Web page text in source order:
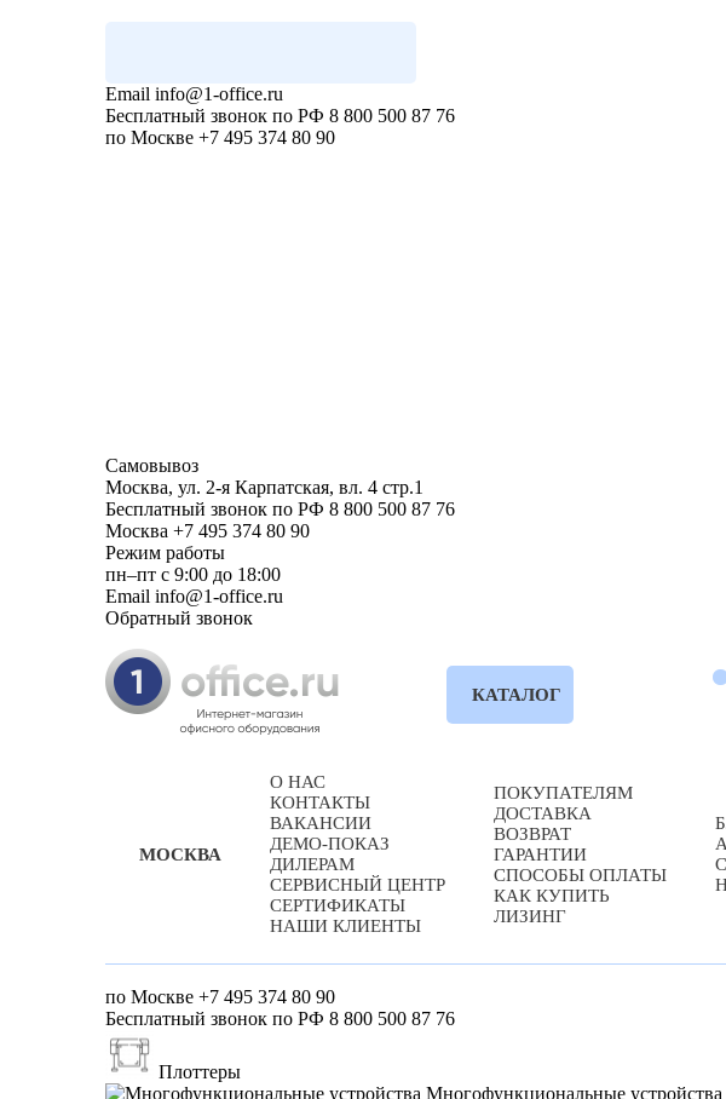
Email info@1-office.ru
Бесплатный звонок по РФ 8 800 500 87 76
по Москве +7 495 374 80 90
Самовывоз
Москва, ул. 2-я Карпатская, вл. 4 стр.1
Бесплатный звонок по РФ 8 800 500 87 76
Москва +7 495 374 80 90
Режим работы
пн–пт с 9:00 до 18:00
Email info@1-office.ru
Обратный звонок
КАТАЛОГ
МОСКВА
О НАС
КОНТАКТЫ
ВАКАНСИИ
ДЕМО-ПОКАЗ
ДИЛЕРАМ
СЕРВИСНЫЙ ЦЕНТР
СЕРТИФИКАТЫ
НАШИ КЛИЕНТЫ
ПОКУПАТЕЛЯМ
ДОСТАВКА
ВОЗВРАТ
ГАРАНТИИ
СПОСОБЫ ОПЛАТЫ
КАК КУПИТЬ
ЛИЗИНГ
по Москве +7 495 374 80 90
Бесплатный звонок по РФ 8 800 500 87 76
Плоттеры
Многофункциональные устройства